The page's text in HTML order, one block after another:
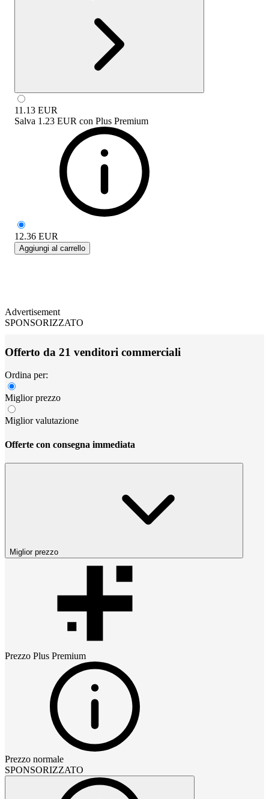
11.13 EUR
Salva 1.23 EUR con Plus Premium
12.36 EUR
Aggiungi al carrello
Advertisement
SPONSORIZZATO
Offerto da 21 venditori commerciali
Ordina per:
Miglior prezzo
Miglior valutazione
Offerte con consegna immediata
Miglior prezzo
Prezzo Plus Premium
Prezzo normale
SPONSORIZZATO